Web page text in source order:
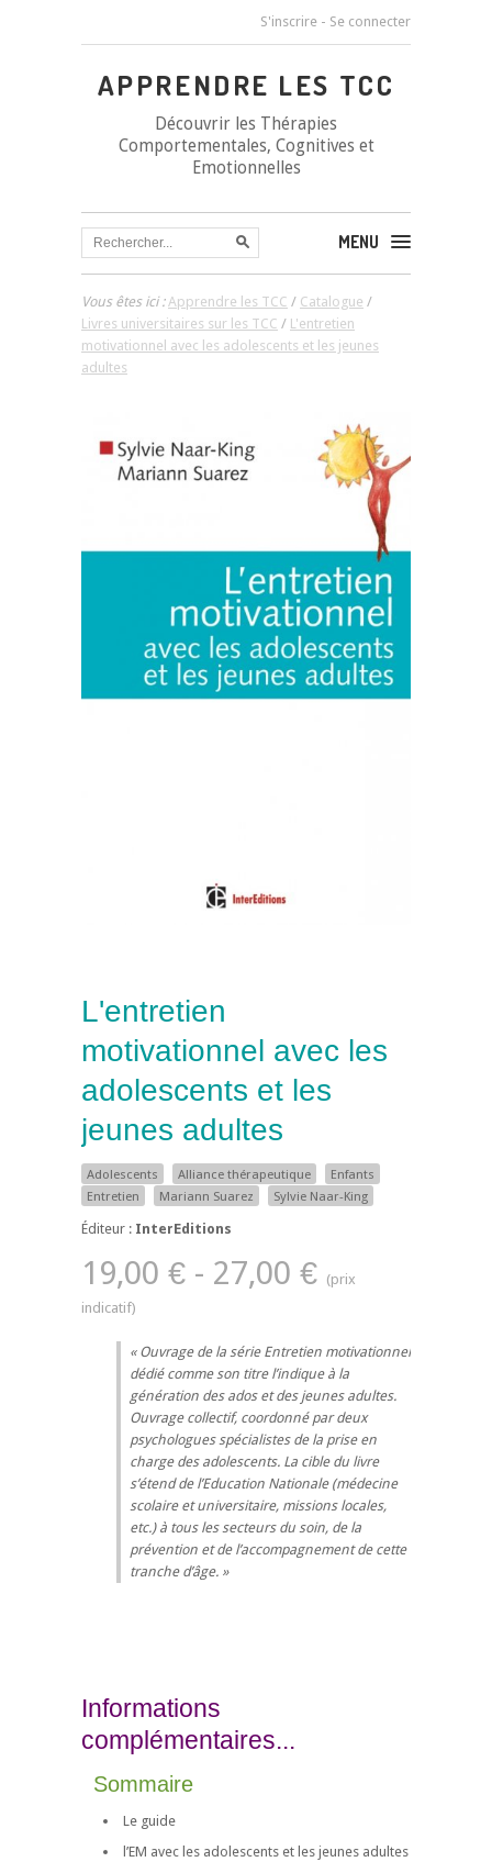
S'inscrire - Se connecter
APPRENDRE LES TCC
Découvrir les Thérapies
Comportementales, Cognitives et
Emotionnelles
MENU
Vous êtes ici :Apprendre les TCC / Catalogue /
Livres universitaires sur les TCC / L'entretien
motivationnel avec les adolescents et les jeunes
adultes
L'entretien
motivationnel avec les
adolescents et les
jeunes adultes
Adolescents Alliance thérapeutique
Enfants
Entretien
Mariann Suarez Sylvie Naar-King
Éditeur : InterEditions
19,00 € - 27,00 €
Ouvrage de la série Entretien motivationnel
dédié comme son titre l’indique à la
génération des ados et des jeunes adultes.
Ouvrage collectif, coordonné par deux
psychologues spécialistes de la prise en
charge des adolescents. La cible du livre
s’étend de l’Education Nationale (médecine
scolaire et universitaire, missions locales,
etc.) à tous les secteurs du soin, de la
prévention et de l’accompagnement de cette
tranche d’âge.
Informations
complémentaires...
Sommaire
Le guide
l’EM avec les adolescents et les jeunes adultes